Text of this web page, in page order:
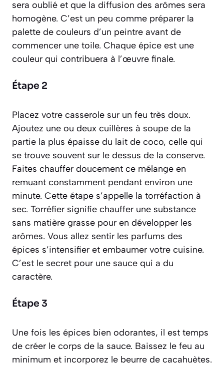
sera oublié et que la diffusion des arômes sera
homogène. C’est un peu comme préparer la
palette de couleurs d’un peintre avant de
commencer une toile. Chaque épice est une
couleur qui contribuera à l’œuvre finale.
Étape 2
Placez votre casserole sur un feu très doux.
Ajoutez une ou deux cuillères à soupe de la
partie la plus épaisse du lait de coco, celle qui
se trouve souvent sur le dessus de la conserve.
Faites chauffer doucement ce mélange en
remuant constamment pendant environ une
minute. Cette étape s’appelle la torréfaction à
sec. Torréfier signifie chauffer une substance
sans matière grasse pour en développer les
arômes. Vous allez sentir les parfums des
épices s’intensifier et embaumer votre cuisine.
C’est le secret pour une sauce qui a du
caractère.
Étape 3
Une fois les épices bien odorantes, il est temps
de créer le corps de la sauce. Baissez le feu au
minimum et incorporez le beurre de cacahuètes.